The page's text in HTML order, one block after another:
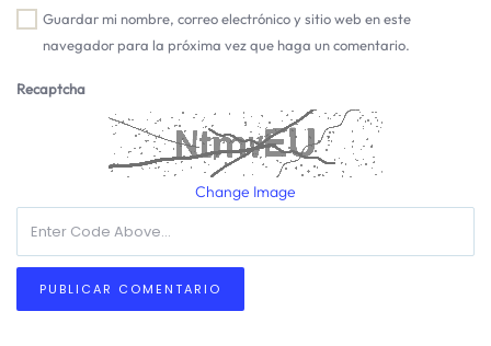
Guardar mi nombre, correo electrónico y sitio web en este
navegador para la próxima vez que haga un comentario.
Recaptcha
Change Image